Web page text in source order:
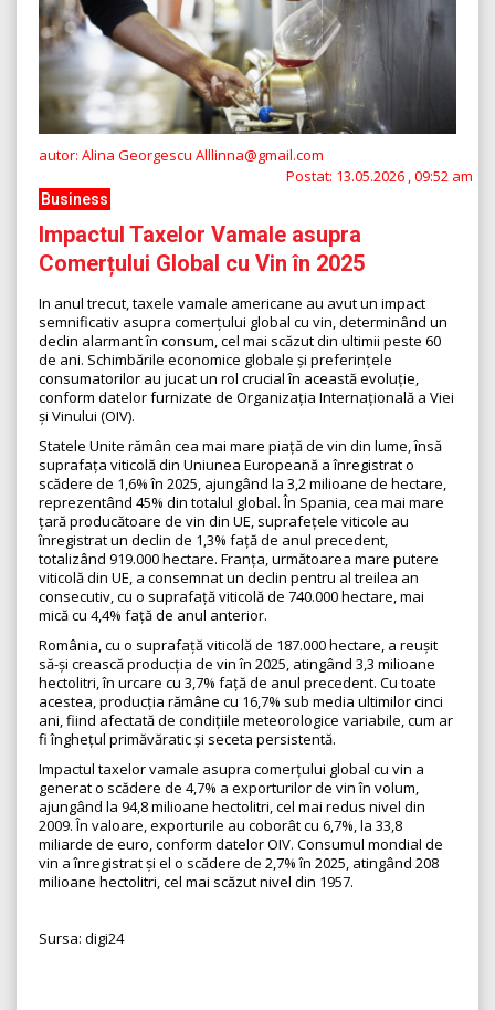
autor: Alina Georgescu Alllinna@gmail.com
Postat: 13.05.2026 , 09:52 am
Business
Impactul Taxelor Vamale asupra
Comerțului Global cu Vin în 2025
In anul trecut, taxele vamale americane au avut un impact
semnificativ asupra comerțului global cu vin, determinând un
declin alarmant în consum, cel mai scăzut din ultimii peste 60
de ani. Schimbările economice globale și preferințele
consumatorilor au jucat un rol crucial în această evoluție,
conform datelor furnizate de Organizația Internațională a Viei
și Vinului (OIV).
Statele Unite rămân cea mai mare piață de vin din lume, însă
suprafața viticolă din Uniunea Europeană a înregistrat o
scădere de 1,6% în 2025, ajungând la 3,2 milioane de hectare,
reprezentând 45% din totalul global. În Spania, cea mai mare
țară producătoare de vin din UE, suprafețele viticole au
înregistrat un declin de 1,3% față de anul precedent,
totalizând 919.000 hectare. Franța, următoarea mare putere
viticolă din UE, a consemnat un declin pentru al treilea an
consecutiv, cu o suprafață viticolă de 740.000 hectare, mai
mică cu 4,4% față de anul anterior.
România, cu o suprafață viticolă de 187.000 hectare, a reușit
să-și crească producția de vin în 2025, atingând 3,3 milioane
hectolitri, în urcare cu 3,7% față de anul precedent. Cu toate
acestea, producția rămâne cu 16,7% sub media ultimilor cinci
ani, fiind afectată de condițiile meteorologice variabile, cum ar
fi înghețul primăvăratic și seceta persistentă.
Impactul taxelor vamale asupra comerțului global cu vin a
generat o scădere de 4,7% a exporturilor de vin în volum,
ajungând la 94,8 milioane hectolitri, cel mai redus nivel din
2009. În valoare, exporturile au coborât cu 6,7%, la 33,8
miliarde de euro, conform datelor OIV. Consumul mondial de
vin a înregistrat și el o scădere de 2,7% în 2025, atingând 208
milioane hectolitri, cel mai scăzut nivel din 1957.
Sursa: digi24